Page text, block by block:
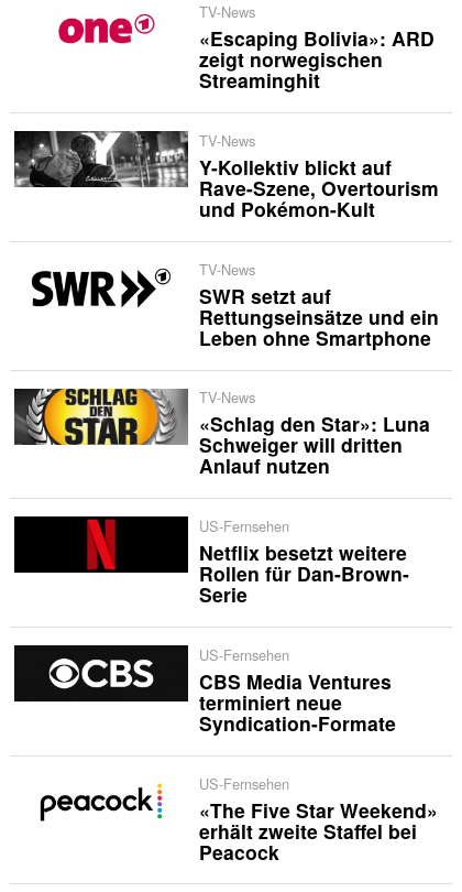
TV-News
«Escaping Bolivia»: ARD
zeigt norwegischen
Streaminghit
TV-News
Y-Kollektiv blickt auf
Rave-Szene, Overtourism
und Pokémon-Kult
TV-News
SWR setzt auf
Rettungseinsätze und ein
Leben ohne Smartphone
TV-News
«Schlag den Star»: Luna
Schweiger will dritten
Anlauf nutzen
US-Fernsehen
Netflix besetzt weitere
Rollen für Dan-Brown-
Serie
US-Fernsehen
CBS Media Ventures
terminiert neue
Syndication-Formate
US-Fernsehen
«The Five Star Weekend»
erhält zweite Staffel bei
Peacock